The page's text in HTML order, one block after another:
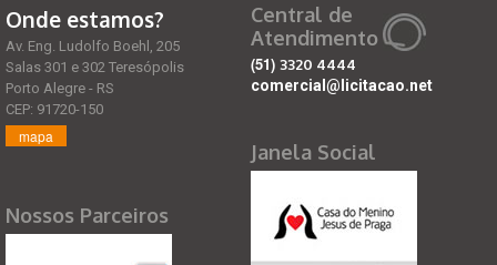
Onde estamos?
Av. Eng. Ludolfo Boehl, 205
Salas 301 e 302 Teresópolis
Porto Alegre - RS
CEP: 91720-150
mapa
Nossos Parceiros
Central de
Atendimento
(51) 3320 4444
comercial@licitacao.net
Janela Social